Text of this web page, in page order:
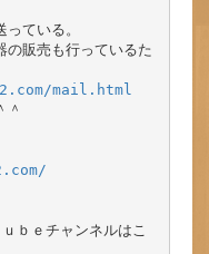
ている。
の販売も行っているた
mail.html
＾
ｂｅチャンネルはこ